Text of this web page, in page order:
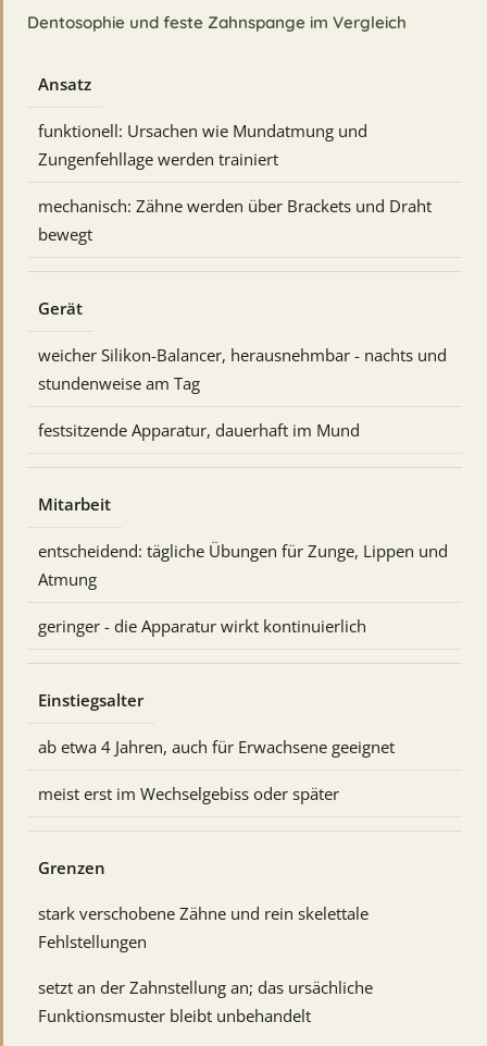
Dentosophie und feste Zahnspange im Vergleich
Ansatz
funktionell: Ursachen wie Mundatmung und
Zungenfehllage werden trainiert
mechanisch: Zähne werden über Brackets und Draht
bewegt
Gerät
weicher Silikon-Balancer, herausnehmbar - nachts und
stundenweise am Tag
festsitzende Apparatur, dauerhaft im Mund
Mitarbeit
entscheidend: tägliche Übungen für Zunge, Lippen und
Atmung
geringer - die Apparatur wirkt kontinuierlich
Einstiegsalter
ab etwa 4 Jahren, auch für Erwachsene geeignet
meist erst im Wechselgebiss oder später
Grenzen
stark verschobene Zähne und rein skelettale
Fehlstellungen
setzt an der Zahnstellung an; das ursächliche
Funktionsmuster bleibt unbehandelt